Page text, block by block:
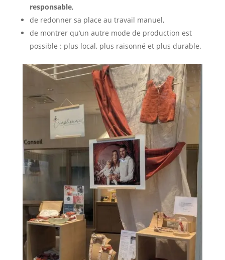
responsable,
de redonner sa place au travail manuel,
de montrer qu’un autre mode de production est
possible : plus local, plus raisonné et plus durable.